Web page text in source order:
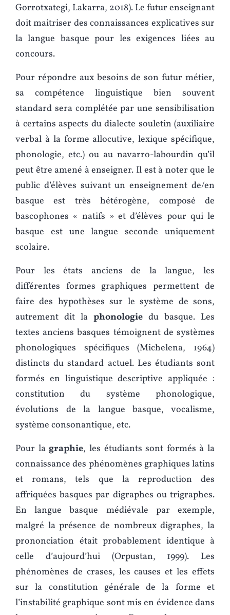
Gorrotxategi, Lakarra, 2018). Le futur enseignant
doit maitriser des connaissances explicatives sur
la langue basque pour les exigences liées au
concours.
Pour répondre aux besoins de son futur métier,
sa compétence linguistique bien souvent
standard sera complétée par une sensibilisation
à certains aspects du dialecte souletin (auxiliaire
verbal à la forme allocutive, lexique spécifique,
phonologie, etc.) ou au navarro-labourdin qu’il
peut être amené à enseigner. Il est à noter que le
public d’élèves suivant un enseignement de/en
basque est très hétérogène, composé de
bascophones « natifs » et d’élèves pour qui le
basque est une langue seconde uniquement
scolaire.
Pour les états anciens de la langue, les
différentes formes graphiques permettent de
faire des hypothèses sur le système de sons,
autrement dit la phonologie du basque. Les
textes anciens basques témoignent de systèmes
phonologiques spécifiques (Michelena, 1964)
distincts du standard actuel. Les étudiants sont
formés en linguistique descriptive appliquée :
constitution du système phonologique,
évolutions de la langue basque, vocalisme,
système consonantique, etc.
Pour lagraphie, les étudiants sont formés à la
connaissance des phénomènes graphiques latins
et romans, tels que la reproduction des
affriquées basques par digraphes ou trigraphes.
En langue basque médiévale par exemple,
malgré la présence de nombreux digraphes, la
prononciation était probablement identique à
celle d’aujourd’hui (Orpustan, 1999). Les
phénomènes de crases, les causes et les effets
sur la constitution générale de la forme et
l’instabilité graphique sont mis en évidence dans